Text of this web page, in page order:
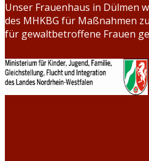
Unser Frauenhaus in Dülmen
des MHKBG für Maßnahmen
für gewaltbetroffene Frauen